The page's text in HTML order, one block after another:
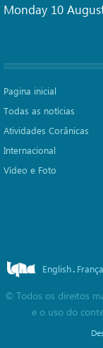
Monday 10
Pagina inicial
Todas as notícias
Atividades Corânicas
Internacional
Vídeo e Foto
English.
© Todos os direitos
e o uso do